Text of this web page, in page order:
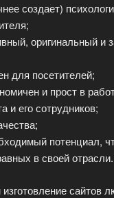
создает)
оригинальный и
для посетителей;
и прост в
и его сотрудников;
потенциал,
в своей отрасли.
сайтов